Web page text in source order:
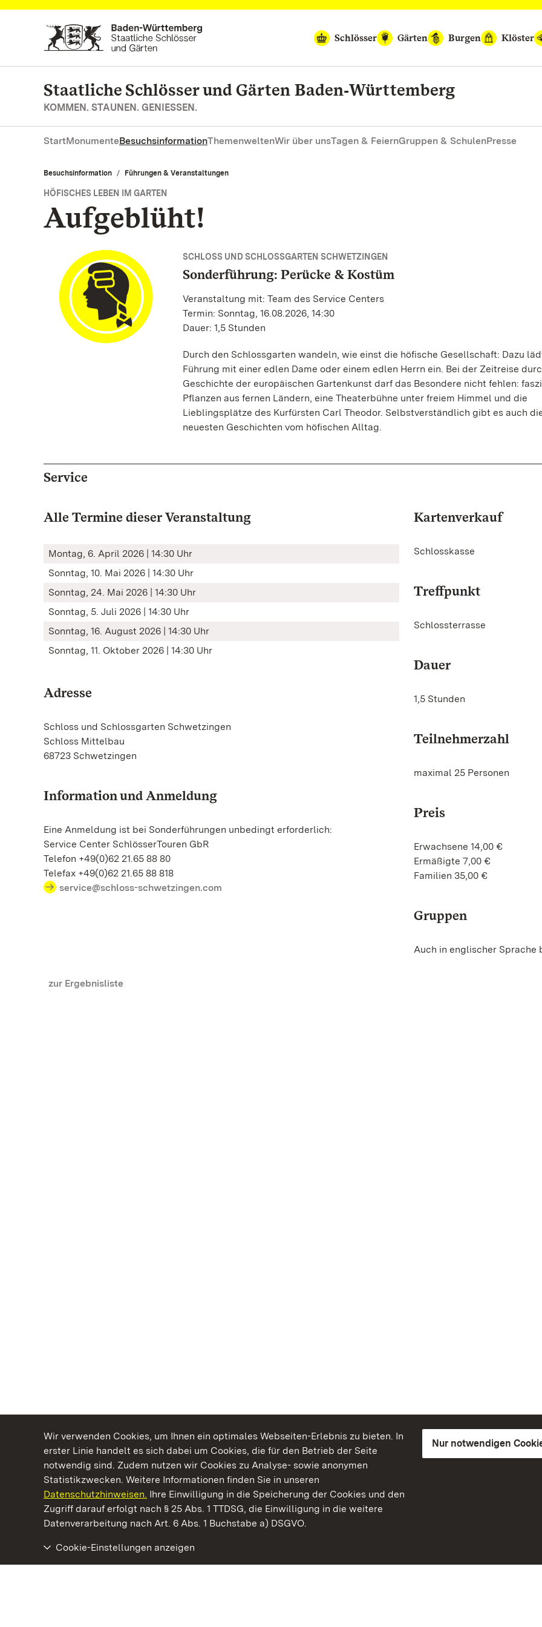
Wir verwenden Cookies, um Ihnen ein optimales Webseiten-Erlebnis zu bieten. In
erster Linie handelt es sich dabei um Cookies, die für den Betrieb der Seite
notwendig sind. Zudem nutzen wir Cookies zu Analyse- sowie anonymen
Statistikzwecken. Weitere Informationen finden Sie in unseren
Datenschutzhinweisen. Ihre Einwilligung in die Speicherung der Cookies und den
Zugriff darauf erfolgt nach § 25 Abs. 1 TTDSG, die Einwilligung in die weitere
Datenverarbeitung nach Art. 6 Abs. 1 Buchstabe a) DSGVO.
Nur notwendigen
Cookie-Einstellungen anzeigen
Zum Hauptinhalt springen
Schlösser
Gärten Burgen Klöster
Staatliche Schlösser und Gärten Baden‑Württemberg
KOMMEN. STAUNEN. GENIESSEN.
StartMonumenteBesuchsinformationThemenweltenWir über unsTagen & FeiernGruppen & SchulenPresse
Besuchsinformation Führungen & Veranstaltungen
HÖFISCHES LEBEN IM GARTEN
Aufgeblüht!
SCHLOSS UND SCHLOSSGARTEN SCHWETZINGEN
Sonderführung: Perücke & Kostüm
Veranstaltung mit: Team des Service Centers
Termin: Sonntag, 16.08.2026, 14:30
Dauer: 1,5 Stunden
Durch den Schlossgarten wandeln, wie einst die höfische Gesellschaft: Dazu
Führung mit einer edlen Dame oder einem edlen Herrn ein. Bei der Zeitreise
Geschichte der europäischen Gartenkunst darf das Besondere nicht fehlen:
Pflanzen aus fernen Ländern, eine Theaterbühne unter freiem Himmel und die
Lieblingsplätze des Kurfürsten Carl Theodor. Selbstverständlich gibt es auch
neuesten Geschichten vom höfischen Alltag.
Service
Alle Termine dieser Veranstaltung
Montag, 6. April 2026 | 14:30 Uhr
Sonntag, 10. Mai 2026 | 14:30 Uhr
Sonntag, 24. Mai 2026 | 14:30 Uhr
Sonntag, 5. Juli 2026 | 14:30 Uhr
Sonntag, 16. August 2026 | 14:30 Uhr
Sonntag, 11. Oktober 2026 | 14:30 Uhr
Adresse
Schloss und Schlossgarten Schwetzingen
Schloss Mittelbau
68723 Schwetzingen
Information und Anmeldung
Eine Anmeldung ist bei Sonderführungen unbedingt erforderlich:
Service Center SchlösserTouren GbR
Telefon +49(0)62 21.65 88 80
Telefax +49(0)62 21.65 88 818
service@schloss-schwetzingen.com
Kartenverkauf
Schlosskasse
Treffpunkt
Schlossterrasse
Dauer
1,5 Stunden
Teilnehmerzahl
maximal 25 Personen
Preis
Erwachsene 14,00 €
Ermäßigte 7,00 €
Familien 35,00 €
Gruppen
Auch in englischer Sprache
zur Ergebnisliste
Kommen. Staunen. Genießen.